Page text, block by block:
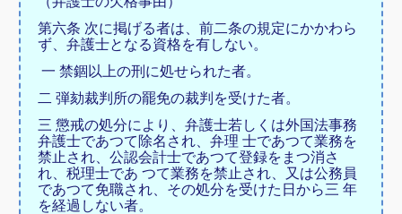
第六条 次に掲げる者は、前二条の規定にかかわら
ず、弁護士となる資格を有しない。
一 禁錮以上の刑に処せられた者。
二 弾劾裁判所の罷免の裁判を受けた者。
三 懲戒の処分により、弁護士若しくは外国法事務
弁護士であつて除名され、弁理 士であつて業務を
禁止され、公認会計士であつて登録をまつ消さ
れ、税理士であ つて業務を禁止され、又は公務員
であつて免職され、その処分を受けた日から三 年
を経過しない者。